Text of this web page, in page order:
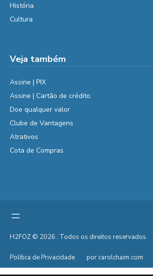
História
Cultura
Veja também
Assine | PIX
Assine | Cartão de crédito
Doe qualquer valor
Clube de Vantagens
Atrativos
Cota de Compras
H2FOZ © 2026 . Todos os direitos reservados
Política de Privacidade por carolchaim.com